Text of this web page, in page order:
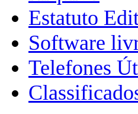
Estatuto
Software
Telefones